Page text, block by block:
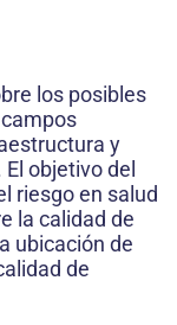
los posibles
y
objetivo del
riesgo en salud
la calidad de
ubicación de
de